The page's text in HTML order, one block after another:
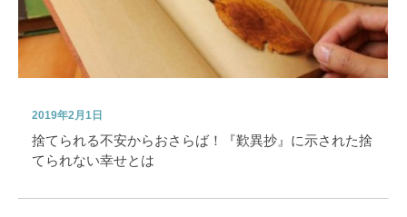
2019年2月1日
捨てられる不安からおさらば！『歎異抄』に示された捨
てられない幸せとは